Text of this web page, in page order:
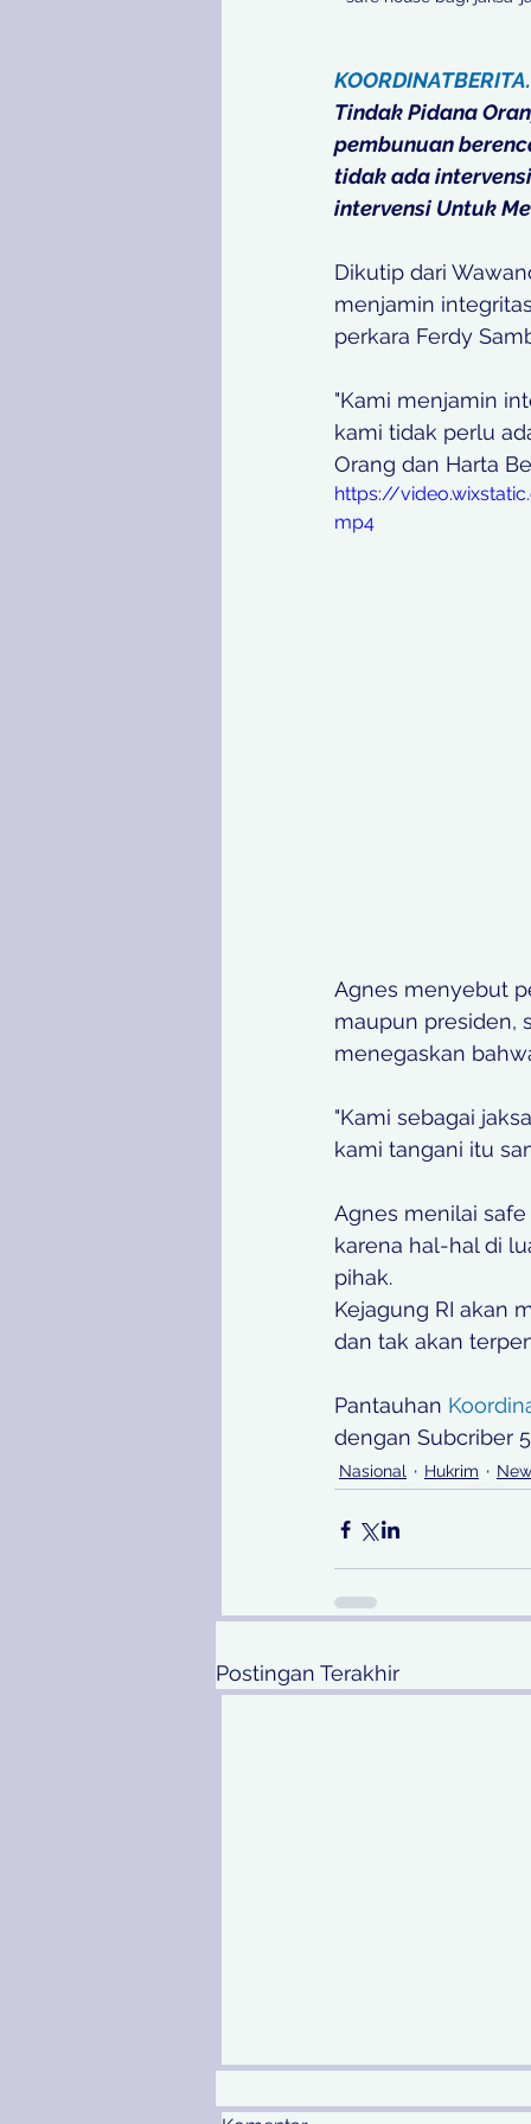
Tindak Pidana
pembunuan
tidak ada
intervensi Untuk
Dikutip dari
menjamin
perkara Ferdy
"Kami menjamin
kami tidak perlu
Orang dan Harta
https://
mp4
Agnes menyebut
maupun presiden,
menegaskan
"Kami sebagai
kami tangani itu
Agnes menilai
karena hal-hal di
pihak.
Kejagung RI akan
dan tak akan
Pantauhan
dengan Subcriber
Nasional Hukrim
Postingan Terakhir